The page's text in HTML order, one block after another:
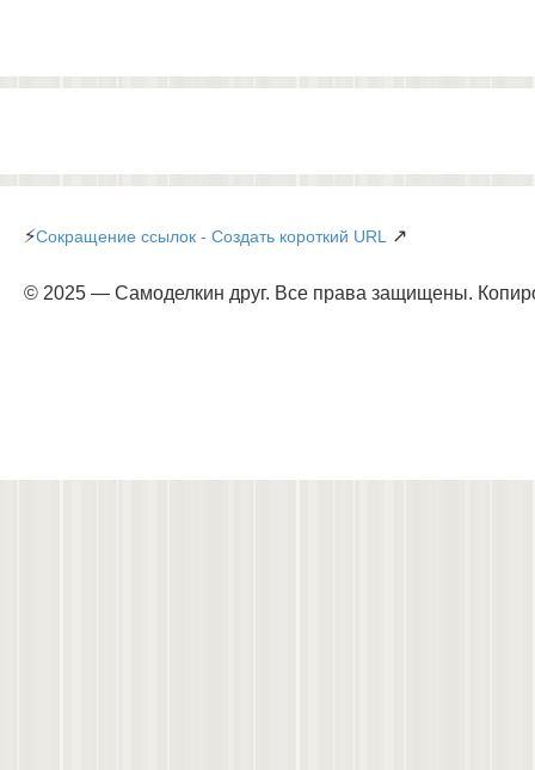
⚡Сокращение ссылок - Создать короткий URL ↗
© 2025 — Самоделкин друг. Все права защищены.